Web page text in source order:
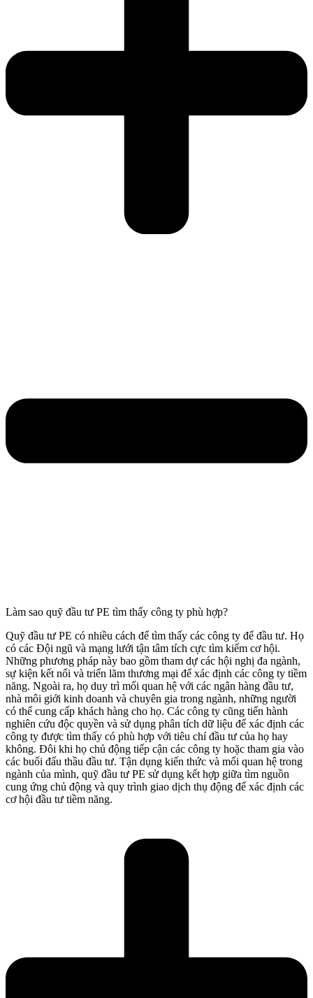
Làm sao quỹ đầu tư PE tìm thấy công ty phù hợp?
Quỹ đầu tư PE có nhiều cách để tìm thấy các công ty để đầu tư. Họ
có các Đội ngũ và mạng lưới tận tâm tích cực tìm kiếm cơ hội.
Những phương pháp này bao gồm tham dự các hội nghị đa ngành,
sự kiện kết nối và triển lãm thương mại để xác định các công ty tiềm
năng. Ngoài ra, họ duy trì mối quan hệ với các ngân hàng đầu tư,
nhà môi giới kinh doanh và chuyên gia trong ngành, những người
có thể cung cấp khách hàng cho họ. Các công ty cũng tiến hành
nghiên cứu độc quyền và sử dụng phân tích dữ liệu để xác định các
công ty được tìm thấy có phù hợp với tiêu chí đầu tư của họ hay
không. Đôi khi họ chủ động tiếp cận các công ty hoặc tham gia vào
các buổi đấu thầu đầu tư. Tận dụng kiến thức và mối quan hệ trong
ngành của mình, quỹ đầu tư PE sử dụng kết hợp giữa tìm nguồn
cung ứng chủ động và quy trình giao dịch thụ động để xác định các
cơ hội đầu tư tiềm năng.